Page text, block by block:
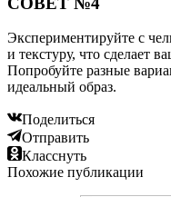
Экспериментируйте с
и текстуру, что сделает
Попробуйте разные
идеальный образ.
Поделиться
Отправить
Класснуть
Похожие публикации